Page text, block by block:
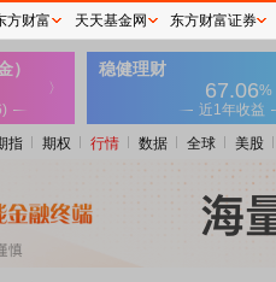
指 期权 行情 数据 全球 美股
方财富 天天基金网 东方财富证券